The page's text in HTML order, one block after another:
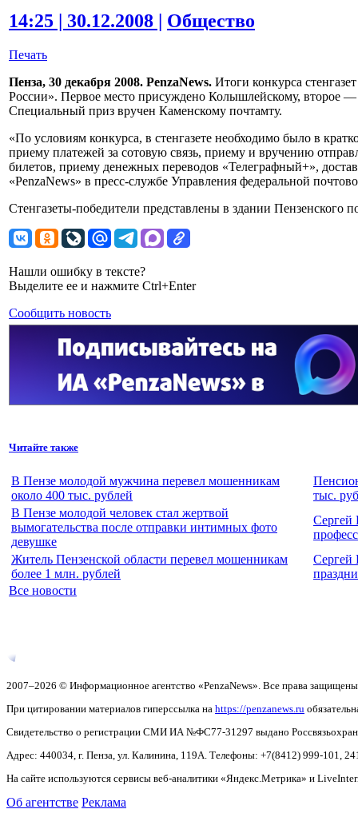
14:25 | 30.12.2008 | Общество
Печать
Пенза, 30 декабря 2008. PenzaNews. Итоги конкурса
России». Первое место присуждено Колышлейскому, второе
Специальный приз вручен Каменскому почтамту.
«По условиям конкурса, в стенгазете необходимо было в
приему платежей за сотовую связь, приему и вручению
билетов, приему денежных переводов «Телеграфный+»,
«PenzaNews» в пресс-службе Управления федеральной
Стенгазеты-победители представлены в здании Пензенского
Нашли ошибку в тексте?
Выделите ее и нажмите Ctrl+Enter
Сообщить новость
Читайте также
В Пензе молодой мужчина перевел мошенникам
около 400 тыс. рублей
тыс.
В Пензе молодой человек стал жертвой
вымогательства после отправки интимных фото
девушке
Сергей
Житель Пензенской области перевел мошенникам
более 1 млн. рублей
Сергей
Все новости
2007–2026 © Информационное агентство «PenzaNews». Все права
При цитировании материалов гиперссылка на https://penzanews.ru
Свидетельство о регистрации СМИ ИА №ФС77-31297 выдано
Адрес: 440034, г. Пенза, ул. Калинина, 119А. Телефоны: +7(8412) 999-101,
На сайте используются сервисы веб-аналитики «Яндекс.Метрика» и
Об агентстве Реклама